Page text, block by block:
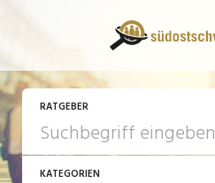
RATGEBER
KATEGORIEN